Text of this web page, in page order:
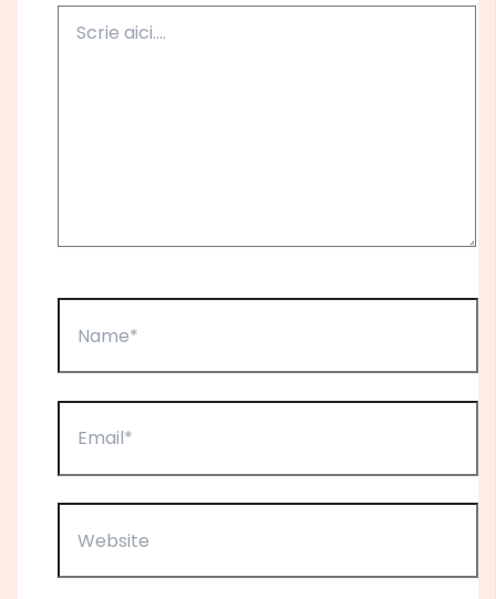
aici....
Email*